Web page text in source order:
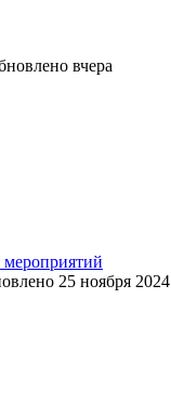
вчера
25 ноября 2024